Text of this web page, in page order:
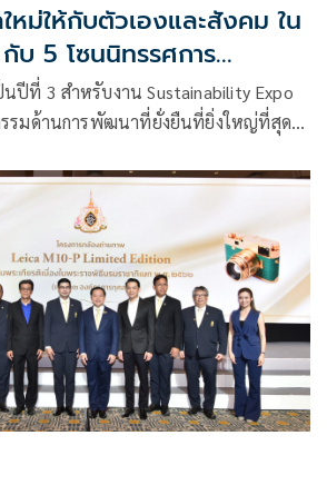
หม่ให้กับตัวเองและสังคม ใน
แบบ!! จัดเต็ม 7 วัน 26
ปีที่ 3 สำหรับงาน Sustainability Expo
รรมด้านการพัฒนาที่ยั่งยืนที่ยิ่งใหญ่ที่สุด